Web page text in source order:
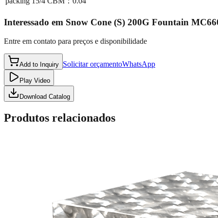
Interessado em Snow Cone (S) 200G Fountain
Entre em contato para preços e disponibilidade
Add to Inquiry Solicitar orçamentoWhatsApp
Play Video
Download Catalog
Produtos relacionados